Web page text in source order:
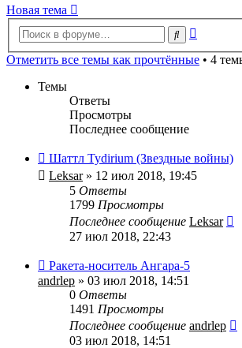
Новая
тема
Новая тема
Поиск
Отметить все темы как прочтённые • 4
Темы
Ответы
Просмотры
Последнее сообщение
Шаттл Tydirium (Звездные войны)
Leksar» 12 июл 2018, 19:45
5 Ответы
1799 Просмотры
Последнее сообщение Leksar
27 июл 2018, 22:43
Ракета-носитель Ангара-5
andrlep » 03 июл 2018, 14:51
0 Ответы
1491 Просмотры
Последнее сообщение andrlep
03 июл 2018, 14:51